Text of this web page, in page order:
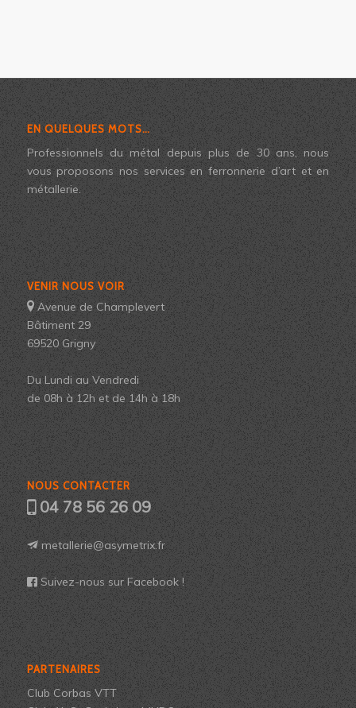
EN QUELQUES MOTS…
Professionnels du métal depuis plus de 30 ans, nous
vous proposons nos services en ferronnerie d’art et en
métallerie.
VENIR NOUS VOIR
Avenue de Champlevert
Bâtiment 29
69520 Grigny
Du Lundi au Vendredi
de 08h à 12h et de 14h à 18h
NOUS CONTACTER
04 78 56 26 09
metallerie@asymetrix.fr
Suivez-nous sur Facebook !
PARTENAIRES
Club Corbas VTT